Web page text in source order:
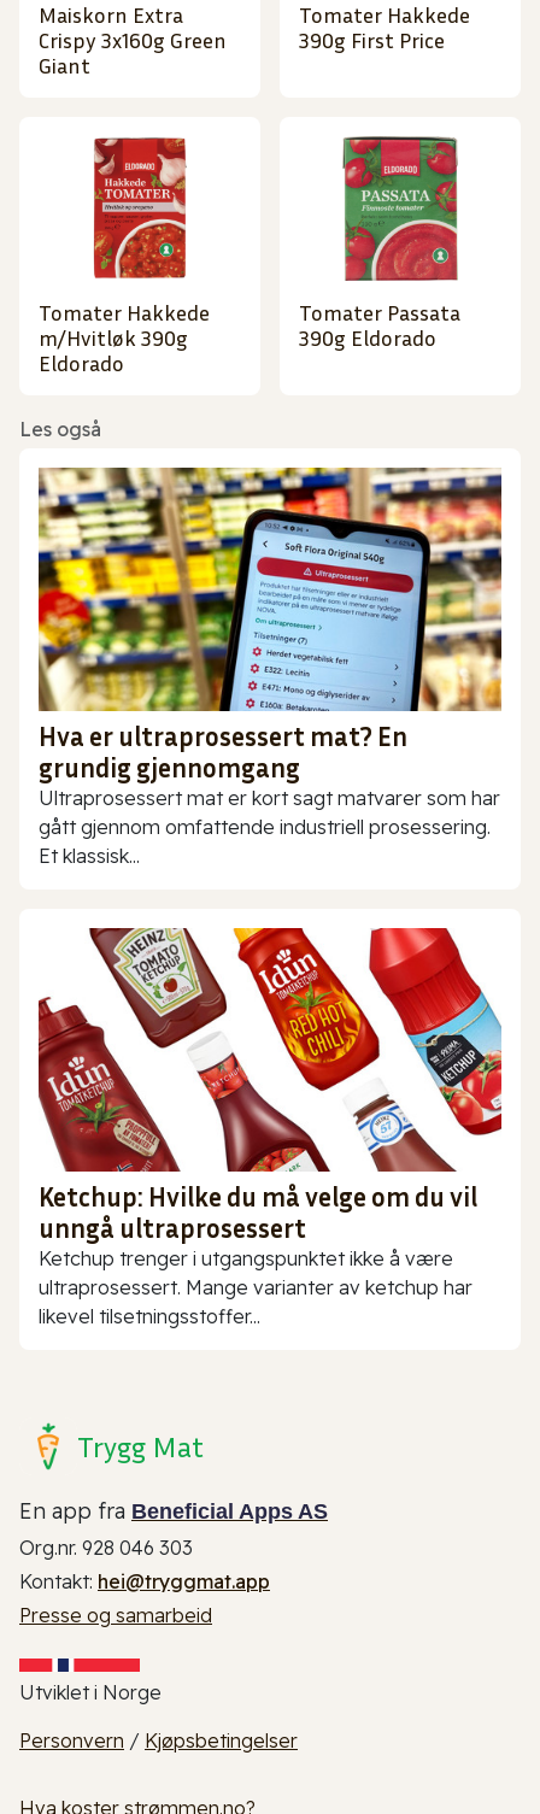
Maiskorn Extra
Crispy 3x160g Green
Giant
Tomater Hakkede
390g First Price
Tomater Hakkede
m/Hvitløk 390g
Eldorado
Tomater Passata
390g Eldorado
Les også
Hva er ultraprosessert mat? En
grundig gjennomgang
Ultraprosessert mat er kort sagt matvarer som har
gått gjennom omfattende industriell prosessering.
Et klassisk...
Ketchup: Hvilke du må velge om du vil
unngå ultraprosessert
Ketchup trenger i utgangspunktet ikke å være
ultraprosessert. Mange varianter av ketchup har
likevel tilsetningsstoffer...
Trygg Mat
En app fra Beneficial Apps AS
Org.nr. 928 046 303
Kontakt: hei@tryggmat.app
Presse og samarbeid
Utviklet i Norge
Personvern / Kjøpsbetingelser
Hva koster strømmen.no?